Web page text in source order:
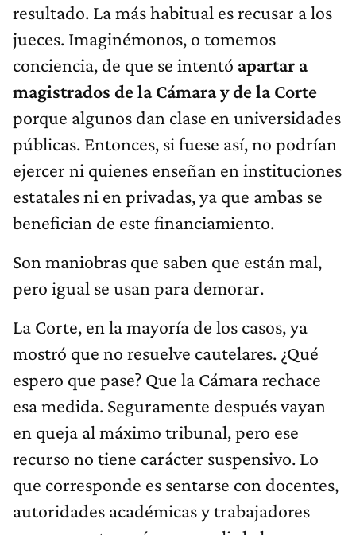
resultado. La más habitual es recusar a los
jueces. Imaginémonos, o tomemos
conciencia, de que se intentó apartar a
magistrados de la Cámara y de la Corte
porque algunos dan clase en universidades
públicas. Entonces, si fuese así, no podrían
ejercer ni quienes enseñan en instituciones
estatales ni en privadas, ya que ambas se
benefician de este financiamiento.
Son maniobras que saben que están mal,
pero igual se usan para demorar.
La Corte, en la mayoría de los casos, ya
mostró que no resuelve cautelares. ¿Qué
espero que pase? Que la Cámara rechace
esa medida. Seguramente después vayan
en queja al máximo tribunal, pero ese
recurso no tiene carácter suspensivo. Lo
que corresponde es sentarse con docentes,
autoridades académicas y trabajadores